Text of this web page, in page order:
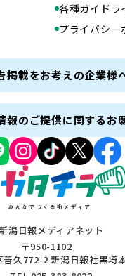
潟日報メディアネット
〒950-1102
善久772-2 新潟日報社黒埼
各種ガイドラ
プライバシー
掲載をお考えの企業様
報のご提供に関するお